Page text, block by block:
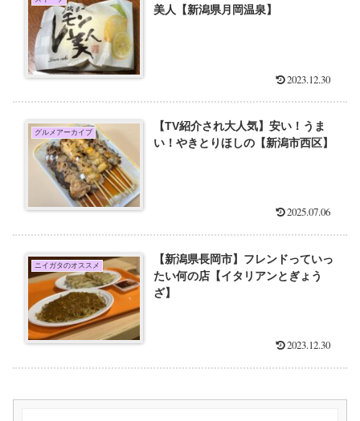
美人【新潟県月岡温泉】
2023.12.30
グルメアーカイブ
【TV紹介され大人気】安い！うま
い！やきとりほしの【新潟市西区】
2025.07.06
ニイガタのオススメ
【新潟県長岡市】フレンドっていっ
たい何の店【イタリアンとぎょう
ざ】
2023.12.30